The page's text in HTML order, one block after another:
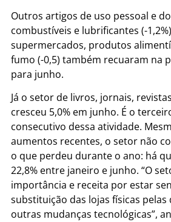
Outros artigos de uso pessoal e
combustíveis e lubrificantes (-
supermercados, produtos
fumo (-0,5) também recuaram na
para junho.
Já o setor de livros, jornais,
cresceu 5,0% em junho. É o
consecutivo dessa atividade.
aumentos recentes, o setor não
o que perdeu durante o ano: há
22,8% entre janeiro e junho. “O
importância e receita por estar
substituição das lojas físicas
outras mudanças tecnológicas”,